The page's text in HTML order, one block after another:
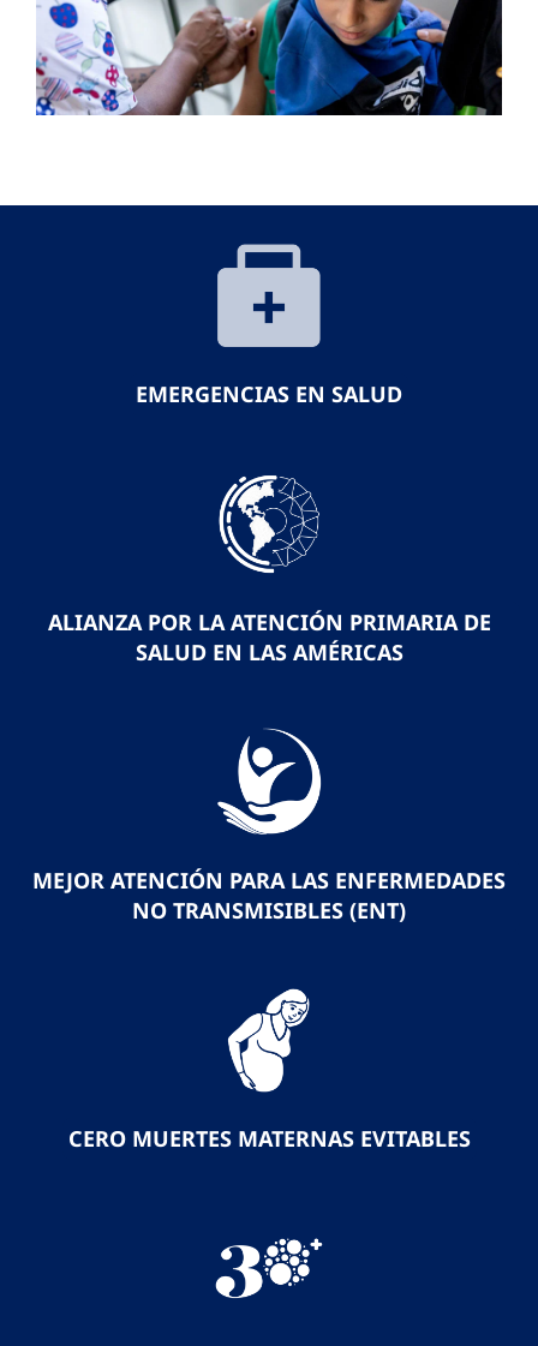
EMERGENCIAS EN SALUD
ALIANZA POR LA ATENCIÓN PRIMARIA DE
SALUD EN LAS AMÉRICAS
MEJOR ATENCIÓN PARA LAS ENFERMEDADES
NO TRANSMISIBLES (ENT)
CERO MUERTES MATERNAS EVITABLES